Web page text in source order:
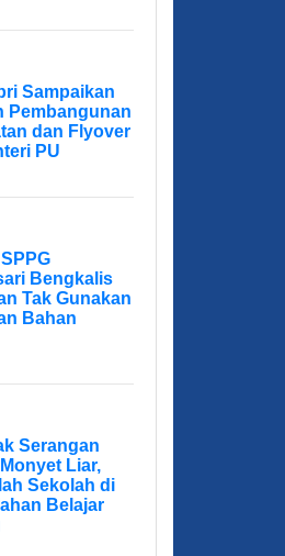
Sampaikan
Pembangunan
dan Flyover
PU
Bengkalis
Tak Gunakan
Bahan
Serangan
Liar,
Sekolah di
Belajar